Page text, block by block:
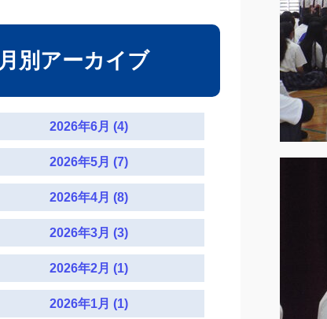
月別アーカイブ
2026年6月 (4)
2026年5月 (7)
2026年4月 (8)
2026年3月 (3)
2026年2月 (1)
2026年1月 (1)